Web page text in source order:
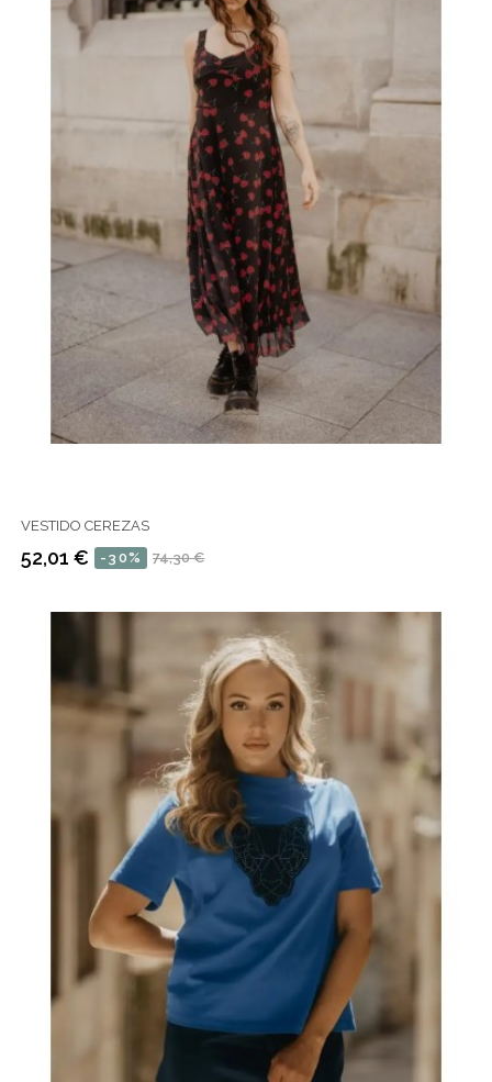
VESTIDO CEREZAS
Precio
74,30 €
-30%
Precio
52,01 €